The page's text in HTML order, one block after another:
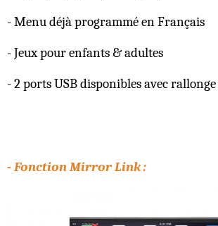
- Menu déjà programmé en Français
- Jeux pour enfants & adultes
- 2 ports USB disponibles avec rallonge
- Fonction Mirror Link :